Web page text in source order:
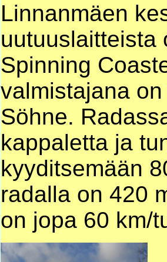
Linnanmäen
uutuuslaitteista
Spinning
valmistajana
Söhne.
kappaletta ja
kyyditsemään
radalla on 420
on jopa 60 km/